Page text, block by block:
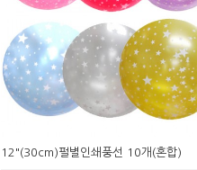
12"(30cm)펄별인쇄풍선 10개(혼합)